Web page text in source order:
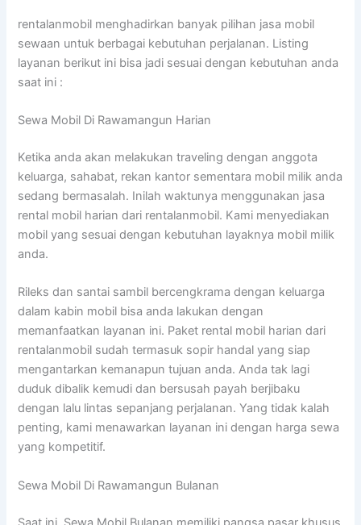
rentalanmobil menghadirkan banyak pilihan jasa mobil
sewaan untuk berbagai kebutuhan perjalanan. Listing
layanan berikut ini bisa jadi sesuai dengan kebutuhan anda
saat ini :
Sewa Mobil Di Rawamangun Harian
Ketika anda akan melakukan traveling dengan anggota
keluarga, sahabat, rekan kantor sementara mobil milik anda
sedang bermasalah. Inilah waktunya menggunakan jasa
rental mobil harian dari rentalanmobil. Kami menyediakan
mobil yang sesuai dengan kebutuhan layaknya mobil milik
anda.
Rileks dan santai sambil bercengkrama dengan keluarga
dalam kabin mobil bisa anda lakukan dengan
memanfaatkan layanan ini. Paket rental mobil harian dari
rentalanmobil sudah termasuk sopir handal yang siap
mengantarkan kemanapun tujuan anda. Anda tak lagi
duduk dibalik kemudi dan bersusah payah berjibaku
dengan lalu lintas sepanjang perjalanan. Yang tidak kalah
penting, kami menawarkan layanan ini dengan harga sewa
yang kompetitif.
Sewa Mobil Di Rawamangun Bulanan